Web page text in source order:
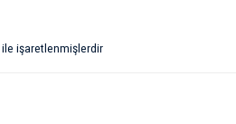
ile işaretlenmişlerdir